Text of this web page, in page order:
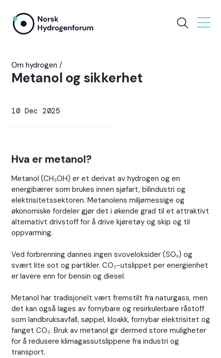
Om hydrogen
Metanol og sikkerhet
10 Dec 2025
Hva er metanol?
Metanol (CH₃OH) er et derivat av hydrogen og en
energibærer som brukes innen sjøfart, bilindustri og
elektrisitetssektoren. Metanolens miljømessige og
økonomiske fordeler gjør det i økende grad til et attraktivt
alternativt drivstoff for å drive kjøretøy og skip og til
oppvarming.
Ved forbrenning dannes ingen svoveloksider (SOₓ) og
svært lite sot og partikler. CO₂-utslippet per energienhet
er lavere enn for bensin og diesel.
Metanol har tradisjonelt vært fremstilt fra naturgass, men
det kan også lages av fornybare og resirkulerbare råstoff
som landbruksavfall, søppel, kloakk, fornybar elektrisitet og
fanget CO₂. Bruk av metanol gir dermed store muligheter
for å redusere klimagassutslippene fra industri og
transport.